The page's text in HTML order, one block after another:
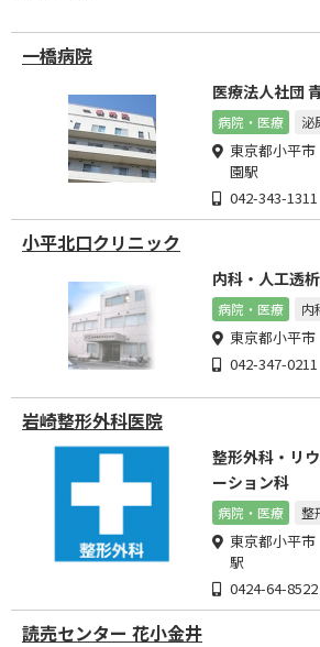
一橋病院
医療法人社団
病院・医療 泌
東京都小平
園駅
042-343-1311
小平北口クリニック
内科・人工透析
病院・医療 内
東京都小平市
042-347-0211
岩崎整形外科医院
整形外科・リ
ーション科
病院・医療 整
東京都小平
駅
0424-64-8522
読売センター 花小金井